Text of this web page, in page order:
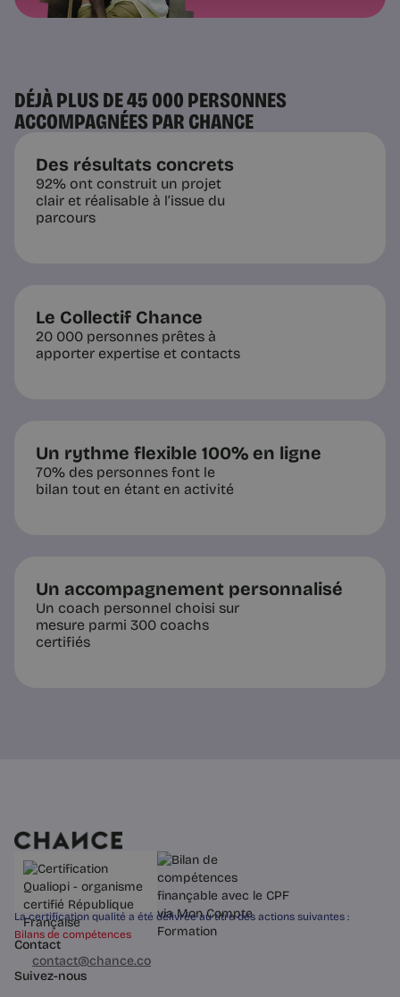
DÉJÀ PLUS DE 45 000 PERSONNES
ACCOMPAGNÉES PAR CHANCE
Des résultats concrets
92% ont construit un projet
clair et réalisable à l’issue du
parcours
Le Collectif Chance
20 000 personnes prêtes à
apporter expertise et contacts
Un rythme flexible 100% en ligne
70% des personnes font le
bilan tout en étant en activité
Un accompagnement personnalisé
Un coach personnel choisi sur
mesure parmi 300 coachs
certifiés
La certification qualité a été délivrée au titre des actions suivantes :
Bilans de compétences
Contact
03 60 84 01 14
contact@chance.co
Suivez-nous